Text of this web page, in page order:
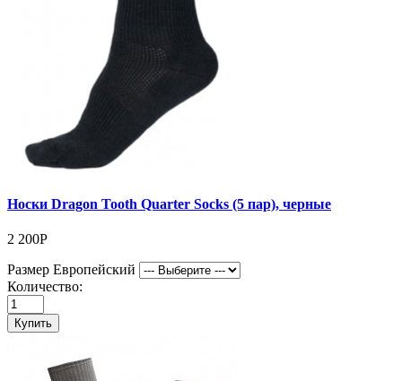
Носки Dragon Tooth Quarter Socks (5 пар), черные
2 200Р
Размер Европейский
Количество:
Купить